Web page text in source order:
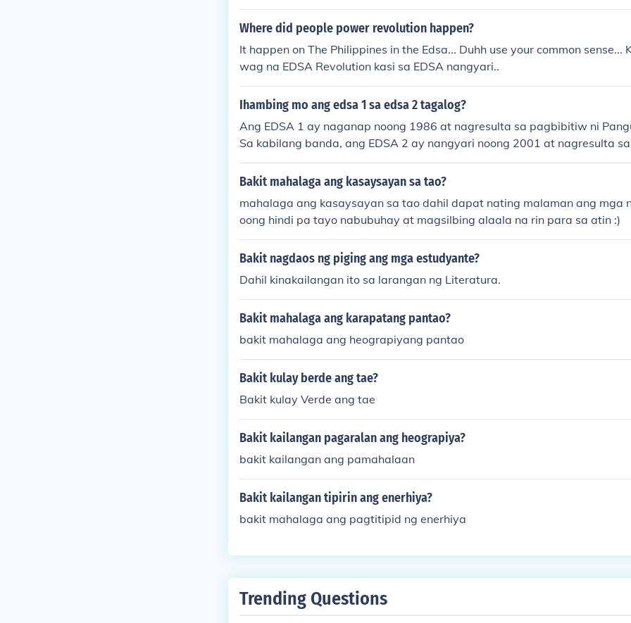
Where did people power revolution happen?
It happen on The Philippines in the Edsa... Duhh use your common sense...
wag na EDSA Revolution kasi sa EDSA nangyari..
Ihambing mo ang edsa 1 sa edsa 2 tagalog?
Ang EDSA 1 ay naganap noong 1986 at nagresulta sa pagbibitiw ni
Sa kabilang banda, ang EDSA 2 ay nangyari noong 2001 at nagresulta
Pangulong Estrada. Pareho silang nag-alay ng di-gumugolang protesta
aban sa pangulo ng bansa.
Bakit mahalaga ang kasaysayan sa tao?
mahalaga ang kasaysayan sa tao dahil dapat nating malaman ang mga
oong hindi pa tayo nabubuhay at magsilbing alaala na rin para sa atin :)
Bakit nagdaos ng piging ang mga estudyante?
Dahil kinakailangan ito sa larangan ng Literatura.
Bakit mahalaga ang karapatang pantao?
bakit mahalaga ang heograpiyang pantao
Bakit kulay berde ang tae?
Bakit kulay Verde ang tae
Bakit kailangan pagaralan ang heograpiya?
bakit kailangan ang pamahalaan
Bakit kailangan tipirin ang enerhiya?
bakit mahalaga ang pagtitipid ng enerhiya
Trending Questions